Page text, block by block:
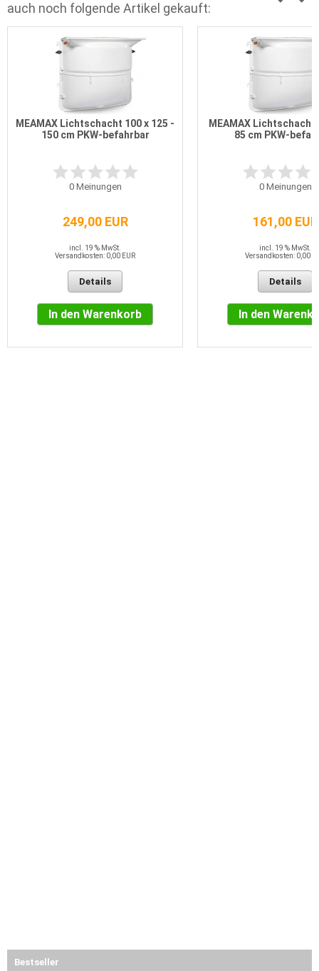
auch noch folgende Artikel gekauft:
MEAMAX Lichtschacht 100 x 125 -
150 cm PKW-befahrbar
0Meinungen
249,00 EUR
incl. 19 % MwSt.
Versandkosten: 0,00 EUR
Details
In den Warenkorb
MEAMAX Lichtschacht
85 cm PKW-
0Meinungen
161,00 EUR
incl. 19 % MwSt.
Versandkosten: 0,00
Details
In den
Bestseller